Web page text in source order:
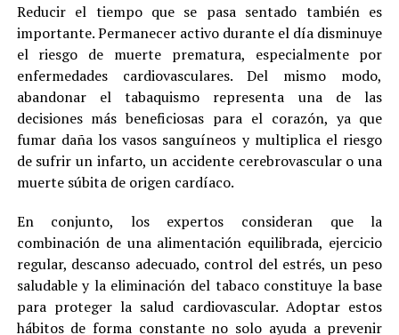
Reducir el tiempo que se pasa sentado también es
importante. Permanecer activo durante el día disminuye
el riesgo de muerte prematura, especialmente por
enfermedades cardiovasculares. Del mismo modo,
abandonar el tabaquismo representa una de las
decisiones más beneficiosas para el corazón, ya que
fumar daña los vasos sanguíneos y multiplica el riesgo
de sufrir un infarto, un accidente cerebrovascular o una
muerte súbita de origen cardíaco.
En conjunto, los expertos consideran que la
combinación de una alimentación equilibrada, ejercicio
regular, descanso adecuado, control del estrés, un peso
saludable y la eliminación del tabaco constituye la base
para proteger la salud cardiovascular. Adoptar estos
hábitos de forma constante no solo ayuda a prevenir